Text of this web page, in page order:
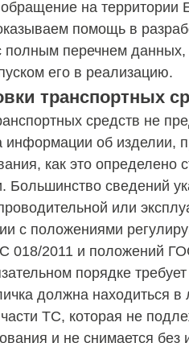
на территории
помощь в
полным перечнем
его в реализацию.
транспортных
средств не
информации об изделии,
как это определено
Большинство сведений
или
с положениями
018/2011 и положений
порядке
должна находиться
ТС, которая не
и не снимается без